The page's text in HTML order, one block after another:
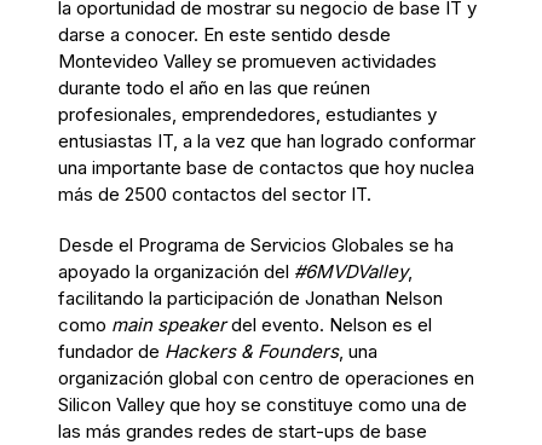
la oportunidad de mostrar su negocio de base IT y
darse a conocer. En este sentido desde
Montevideo Valley se promueven actividades
durante todo el año en las que reúnen
profesionales, emprendedores, estudiantes y
entusiastas IT, a la vez que han logrado conformar
una importante base de contactos que hoy nuclea
más de 2500 contactos del sector IT.
Desde el Programa de Servicios Globales se ha
apoyado la organización del #6MVDValley,
facilitando la participación de Jonathan Nelson
como main speakerdel evento. Nelson es el
fundador de Hackers & Founders, una
organización global con centro de operaciones en
Silicon Valley que hoy se constituye como una de
las más grandes redes de start-ups de base